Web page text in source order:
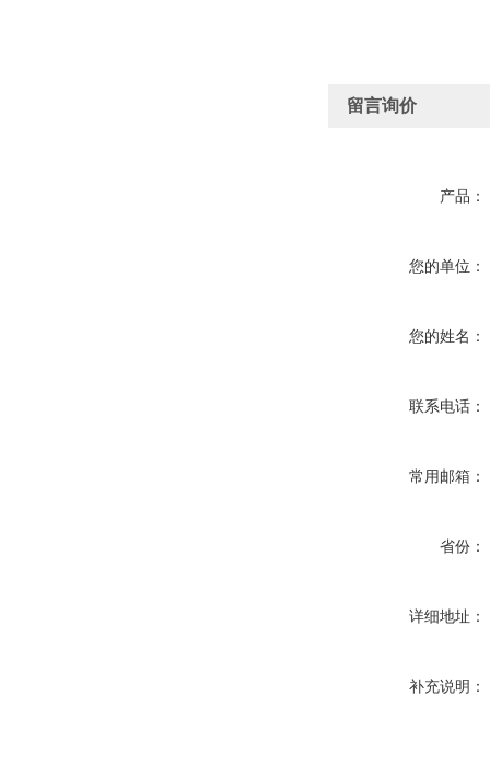
留言询价
产品：
您的单位：
您的姓名：
联系电话：
常用邮箱：
省份：
详细地址：
补充说明：